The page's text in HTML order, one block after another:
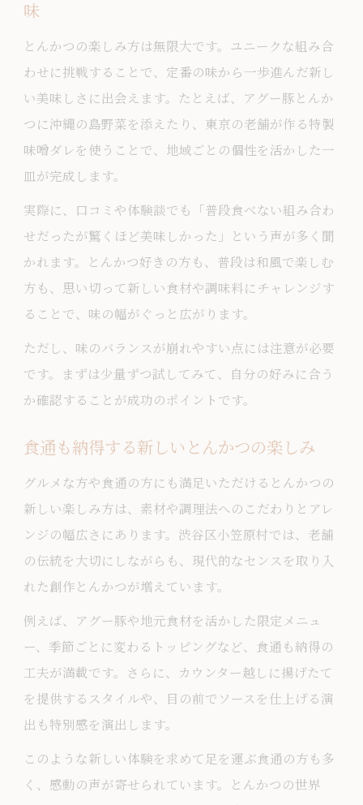
味
とんかつの楽しみ方は無限大です。ユニークな組み合
わせに挑戦することで、定番の味から一歩進んだ新し
い美味しさに出会えます。たとえば、アグー豚とんか
つに沖縄の島野菜を添えたり、東京の老舗が作る特製
味噌ダレを使うことで、地域ごとの個性を活かした一
皿が完成します。
実際に、口コミや体験談でも「普段食べない組み合わ
せだったが驚くほど美味しかった」という声が多く聞
かれます。とんかつ好きの方も、普段は和風で楽しむ
方も、思い切って新しい食材や調味料にチャレンジす
ることで、味の幅がぐっと広がります。
ただし、味のバランスが崩れやすい点には注意が必要
です。まずは少量ずつ試してみて、自分の好みに合う
か確認することが成功のポイントです。
食通も納得する新しいとんかつの楽しみ
グルメな方や食通の方にも満足いただけるとんかつの
新しい楽しみ方は、素材や調理法へのこだわりとアレ
ンジの幅広さにあります。渋谷区小笠原村では、老舗
の伝統を大切にしながらも、現代的なセンスを取り入
れた創作とんかつが増えています。
例えば、アグー豚や地元食材を活かした限定メニュ
ー、季節ごとに変わるトッピングなど、食通も納得の
工夫が満載です。さらに、カウンター越しに揚げたて
を提供するスタイルや、目の前でソースを仕上げる演
出も特別感を演出します。
このような新しい体験を求めて足を運ぶ食通の方も多
く、感動の声が寄せられています。とんかつの世界